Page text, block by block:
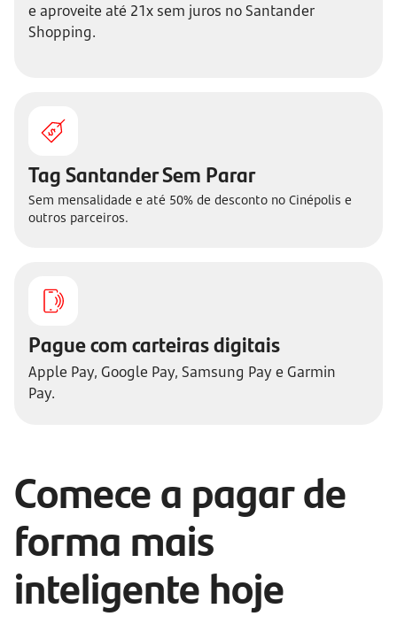
e aproveite até 21x sem juros no Santander
Shopping.
Tag Santander Sem Parar
Sem mensalidade e até 50% de desconto no Cinépolis e
outros parceiros.
Pague com carteiras digitais
Apple Pay, Google Pay, Samsung Pay e Garmin
Pay.
Comece a pagar de
forma mais
inteligente hoje